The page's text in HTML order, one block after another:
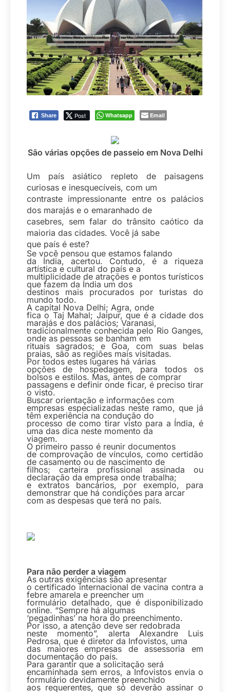
Share Post Whatsapp Email
São várias opções de passeio em Nova Delhi
Um país asiático repleto de paisagens
curiosas e inesquecíveis, com um
contraste impressionante entre os palácios
dos marajás e o emaranhado de
casebres, sem falar do trânsito caótico da
maioria das cidades. Você já sabe
que país é este?
Se você pensou que estamos falando
da Índia, acertou. Contudo, é a riqueza
artística e cultural do país e a
multiplicidade de atrações e pontos turísticos
que fazem da Índia um dos
destinos mais procurados por turistas do
mundo todo.
A capital Nova Delhi; Agra, onde
fica o Taj Mahal; Jaipur, que é a cidade dos
marajás e dos palácios; Varanasi,
tradicionalmente conhecida pelo Rio Ganges,
onde as pessoas se banham em
rituais sagrados; e Goa, com suas belas
praias, são as regiões mais visitadas.
Por todos estes lugares há várias
opções de hospedagem, para todos os
bolsos e estilos. Mas, antes de comprar
passagens e definir onde ficar, é preciso tirar
o visto.
Buscar orientação e informações com
empresas especializadas neste ramo, que já
têm experiência na condução do
processo de como tirar visto para a Índia, é
uma das dica neste momento da
viagem.
O primeiro passo é reunir documentos
de comprovação de vínculos, como certidão
de casamento ou de nascimento de
filhos; carteira profissional assinada ou
declaração da empresa onde trabalha;
e extratos bancários, por exemplo, para
demonstrar que há condições para arcar
com as despesas que terá no país.
Para não perder a viagem
As outras exigências são apresentar
o certificado internacional de vacina contra a
febre amarela e preencher um
formulário detalhado, que é disponibilizado
online. “Sempre há algumas
‘pegadinhas’ na hora do preenchimento.
Por isso, a atenção deve ser redobrada
neste momento”, alerta Alexandre Luis
Pedrosa, que é diretor da Infovistos, uma
das maiores empresas de assessoria em
documentação do país.
Para garantir que a solicitação será
encaminhada sem erros, a Infovistos envia o
formulário devidamente preenchido
aos requerentes, que só deverão assinar o